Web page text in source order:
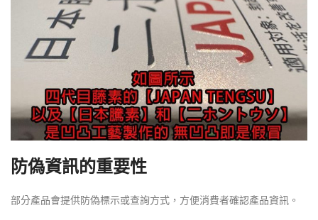
防偽資訊的重要性
部分產品會提供防偽標示或查詢方式，方便消費者確認產品資訊。